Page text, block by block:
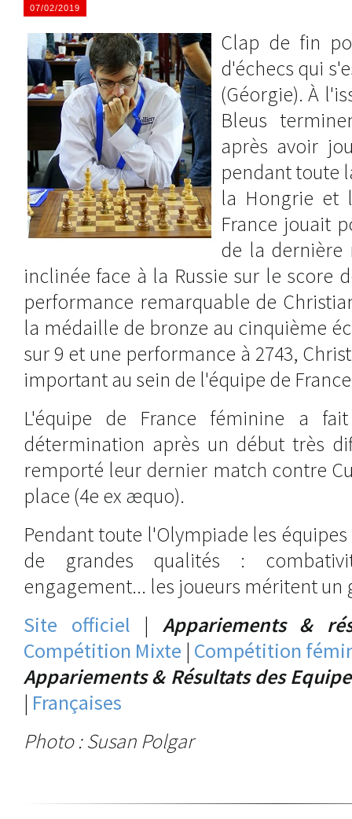
07/02/2019
Clap de fin
d'échecs qui
(Géorgie). À
Bleus
après avoir
pendant toute
la Hongrie et
France jouait
de la dernière
inclinée face à la Russie sur le score
performance remarquable de
la médaille de bronze au cinquième
sur 9 et une performance à 2743,
important au sein de l'équipe de
L'équipe de France féminine a
détermination après un début très
remporté leur dernier match contre
place (4e ex æquo).
Pendant toute l'Olympiade les
de grandes qualités :
engagement... les joueurs méritent un
Site officiel | Appariements &
Compétition Mixte | Compétition
Appariements & Résultats des
| Françaises
Photo : Susan Polgar